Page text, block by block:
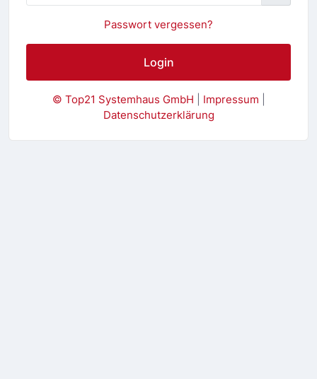
Passwort vergessen?
Login
© Top21 Systemhaus GmbH Impressum
Datenschutzerklärung